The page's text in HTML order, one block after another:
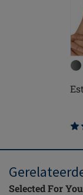
Selected For You